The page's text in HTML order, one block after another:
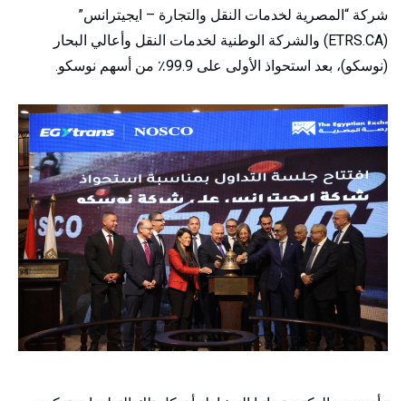
شركة “المصرية لخدمات النقل والتجارة – ايجيترانس”
(ETRS.CA) والشركة الوطنية لخدمات النقل وأعالي البحار
(نوسكو)، بعد استحواذ الأولى على 99.9٪ من أسهم نوسكو.